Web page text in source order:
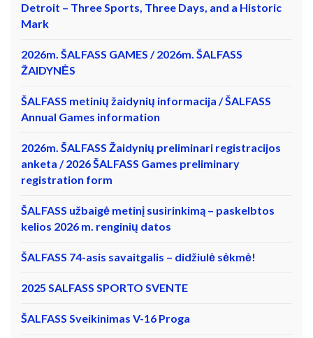
Detroit – Three Sports, Three Days, and a Historic
Mark
2026m. ŠALFASS GAMES / 2026m. ŠALFASS
ŽAIDYNĖS
ŠALFASS metinių žaidynių informacija / ŠALFASS
Annual Games information
2026m. ŠALFASS Žaidynių preliminari registracijos
anketa / 2026 ŠALFASS Games preliminary
registration form
ŠALFASS užbaigė metinį susirinkimą – paskelbtos
kelios 2026 m. renginių datos
ŠALFASS 74-asis savaitgalis – didžiulė sėkmė!
2025 SALFASS SPORTO SVENTE
ŠALFASS Sveikinimas V-16 Proga